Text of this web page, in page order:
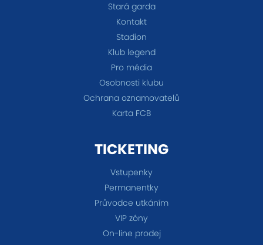
Stará garda
Kontakt
Stadion
Klub legend
Pro média
Osobnosti klubu
Ochrana oznamovatelů
Karta FCB
TICKETING
Vstupenky
Permanentky
Průvodce utkáním
VIP zóny
On-line prodej